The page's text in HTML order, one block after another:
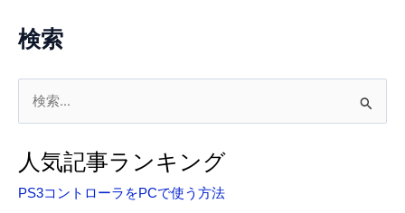
検索
象
:
人気記事ランキング
PS3コントローラをPCで使う方法